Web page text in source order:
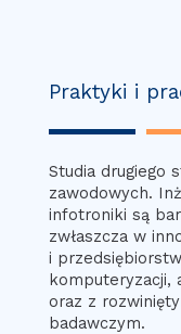
Praktyki i
Studia drugiego
zawodowych.
infotroniki są
zwłaszcza w
i
komputeryzacji,
oraz z
badawczym.